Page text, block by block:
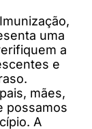
uma
a
e
mães,
possamos
A